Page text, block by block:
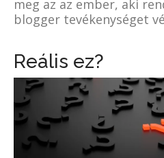
meg az az ember, aki
blogger tevékenységet
Reális ez?